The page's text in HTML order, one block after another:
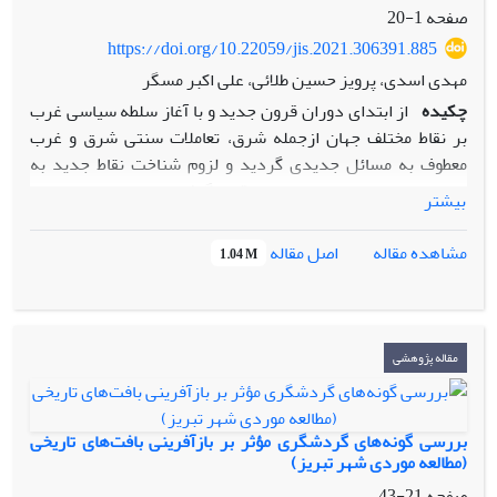
صفحه1-20
https://doi.org/10.22059/jis.2021.306391.885
مهدی اسدی، پرویز حسین طلائی، علی اکبر مسگر
چکیده از ابتدای دوران قرون جدید و با آغاز سلطه سیاسی غرب
بر نقاط مختلف جهان ازجمله شرق، تعاملات سنتی شرق و غرب
معطوف به مسائل جدیدی گردید و لزوم شناخت نقاط جدید به
دلایل بسیار موردتوجه اروپاییان قرار گرفت. از سده‌های هفدهم
به بعد ارتباط تنگاتنگی میان شرق‌شناسی به‌مثابه حرفه و شغل و
گسترش تجارت اروپایی و درنهایت میان امپریالیسم و استعمارگری
وجود داشته است. با همین رویکرد، نوع نگاه آنان به سایر
چاره‌اندیشی‌هایی در مواجهه با غرب ارائه نمودند. هرچند انتقاد
به شرق‌شناسی به‌صورت روشمند پس از جنگ جهانی دوم آغاز
گردید، اما زمینه‌های این انتقاد به‌پیش از جنگ اول جهانی و به
ظهور جنبش‌های ملی در شرق بازمی‌گردد. ماهیت این جنبش‌ها
نیز به چالش کشیدن هژمونی سیاسی و فرهنگی غرب بود.
تفکرات کسروی در چنین زمانی شکل گرفت؛ وی نخستین
بیشتر
مشاهده مقاله
اصل مقاله 1.04 M
مقاله پژوهشی
بررسی گونه‌های گردشگری مؤثر بر بازآفرینی بافت‌های تاریخی
(مطالعه موردی شهر تبریز)